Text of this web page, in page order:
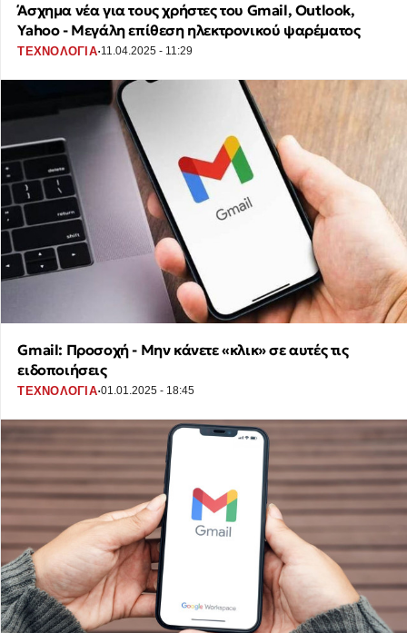
Άσχημα νέα για τους χρήστες του Gmail, Outlook,
Yahoo - Μεγάλη επίθεση ηλεκτρονικού ψαρέματος
ΤΕΧΝΟΛΟΓΙΑ·11.04.2025 - 11:29
Gmail: Προσοχή - Μην κάνετε «κλικ» σε αυτές τις
ειδοποιήσεις
ΤΕΧΝΟΛΟΓΙΑ·01.01.2025 - 18:45